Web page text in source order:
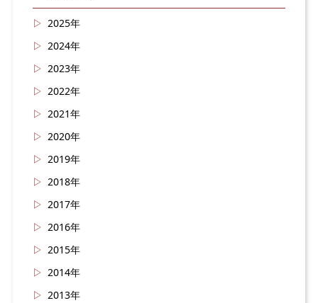
2025年
2024年
2023年
2022年
2021年
2020年
2019年
2018年
2017年
2016年
2015年
2014年
2013年